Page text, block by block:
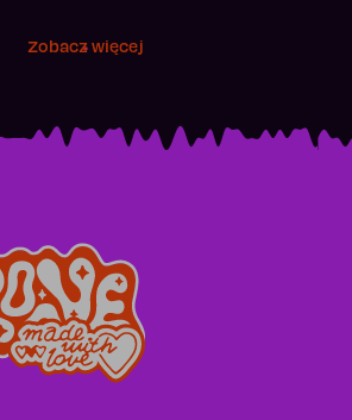
Zobacz więcej